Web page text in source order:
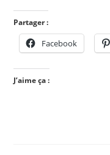
Partager :
Facebook
J’aime ça :